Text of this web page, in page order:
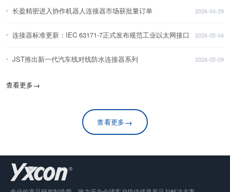
长盈精密进入协作机器人连接器市场获批量订单 2026-04-29
连接器标准更新：IEC 63171-7正式发布规范工业以太网接口 2026-05-04
JST推出新一代汽车线对线防水连接器系列 2026-05-09
查看更多→
查看更多→